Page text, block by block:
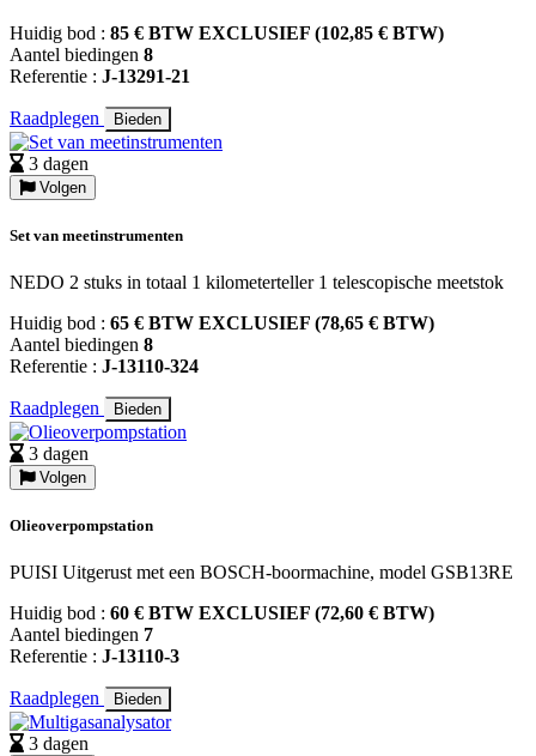
Huidig bod : 85 € BTW EXCLUSIEF (102,85 € BTW)
Aantel biedingen 8
Referentie : J-13291-21
Raadplegen Bieden
3 dagen
Volgen
Set van meetinstrumenten
NEDO 2 stuks in totaal 1 kilometerteller 1 telescopische meetstok
Huidig bod : 65 € BTW EXCLUSIEF (78,65 € BTW)
Aantel biedingen 8
Referentie : J-13110-324
Raadplegen Bieden
3 dagen
Volgen
Olieoverpompstation
PUISI Uitgerust met een BOSCH-boormachine, model GSB13RE
Huidig bod : 60 € BTW EXCLUSIEF (72,60 € BTW)
Aantel biedingen 7
Referentie : J-13110-3
Raadplegen Bieden
3 dagen